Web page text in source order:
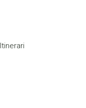
Itinerari